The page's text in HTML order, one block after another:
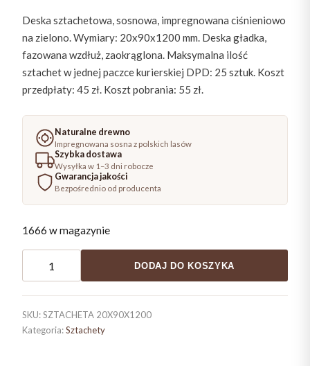
Deska sztachetowa, sosnowa, impregnowana ciśnieniowo
na zielono. Wymiary: 20x90x1200 mm. Deska gładka,
fazowana wzdłuż, zaokrąglona. Maksymalna ilość
sztachet w jednej paczce kurierskiej DPD: 25 sztuk. Koszt
przedpłaty: 45 zł. Koszt pobrania: 55 zł.
Naturalne drewno
Impregnowana sosna z polskich lasów
Szybka dostawa
Wysyłka w 1–3 dni robocze
Gwarancja jakości
Bezpośrednio od producenta
1666 w magazynie
Sztacheta
zaokrąglona
gładka
DODAJ DO KOSZYKA
SKU:SZTACHETA 20X90X1200
Kategoria:Sztachety